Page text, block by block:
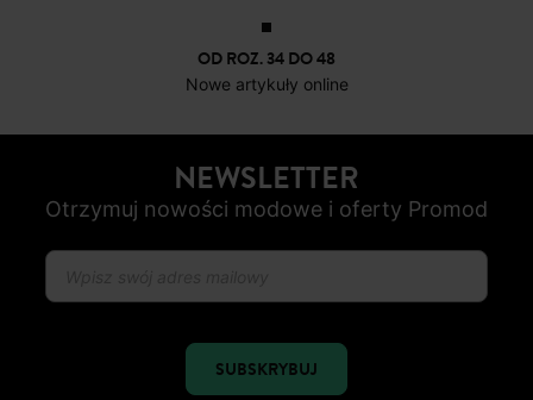
NEWSLETTER
Otrzymuj nowości modowe i oferty Promod